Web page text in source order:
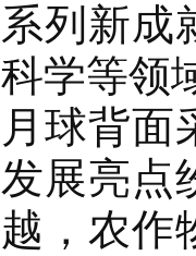
系列新成
科学等领
月球背面
发展亮点
越，农作